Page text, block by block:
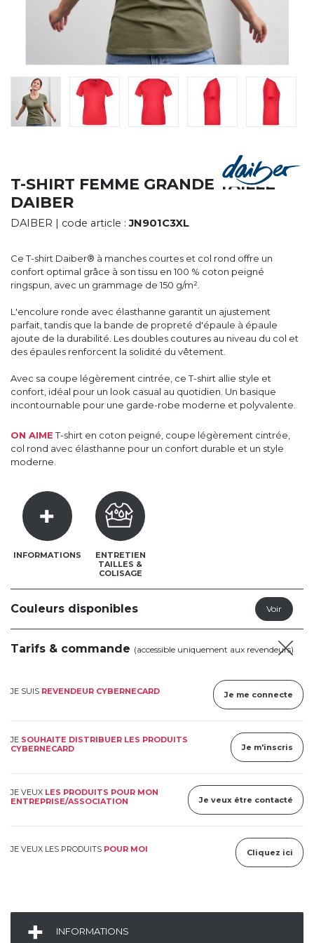
LA SOCIÉTÉ
ROADSHOWS, FORUM DES EXPERTS
MARQUES & CERTIFICATS
TECHNIQUES MARQUAGE
BLOG
T-SHIRT FEMME GRANDE TAILLE
DAIBER
DAIBER | code article :JN901C3XL
Ce T-shirt Daiber® à manches courtes et col rond offre un
confort optimal grâce à son tissu en 100 % coton peigné
ringspun, avec un grammage de 150 g/m².
L'encolure ronde avec élasthanne garantit un ajustement
parfait, tandis que la bande de propreté d'épaule à épaule
ajoute de la durabilité. Les doubles coutures au niveau du col et
des épaules renforcent la solidité du vêtement.
Avec sa coupe légèrement cintrée, ce T-shirt allie style et
confort, idéal pour un look casual au quotidien. Un basique
incontournable pour une garde-robe moderne et polyvalente.
ON AIMET-shirt en coton peigné, coupe légèrement cintrée,
col rond avec élasthanne pour un confort durable et un style
moderne.
INFORMATIONS
ENTRETIEN
TAILLES &
COLISAGE
Couleurs disponibles
Tarifs & commande (accessible uniquement aux revendeurs)
JE SUIS REVENDEUR CYBERNECARD Je me connecte
JE SOUHAITE DISTRIBUER LES PRODUITS
CYBERNECARD
Je m'inscris
JE VEUX LES PRODUITS POUR MON
ENTREPRISE/ASSOCIATION
Je veux être contacté
JE VEUX LES PRODUITS POUR MOI Cliquez ici
INFORMATIONS